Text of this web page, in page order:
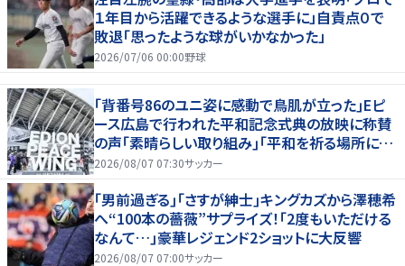
１年目から活躍できるような選手に」自責点０で
敗退「思ったような球がいかなかった」
2026/07/06 00:00野球
｢背番号86のユニ姿に感動で鳥肌が立った｣Eピ
ース広島で行われた平和記念式典の放映に称賛
の声｢素晴らしい取り組み｣｢平和を祈る場所に相
応しい｣
2026/08/07 07:30サッカー
｢男前過ぎる｣｢さすが紳士｣キングカズから澤穂希
へ“100本の薔薇”サプライズ！｢2度もいただける
なんて…｣豪華レジェンド2ショットに大反響
2026/08/07 07:00サッカー